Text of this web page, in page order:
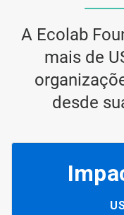
A Ecolab
mais de
desde